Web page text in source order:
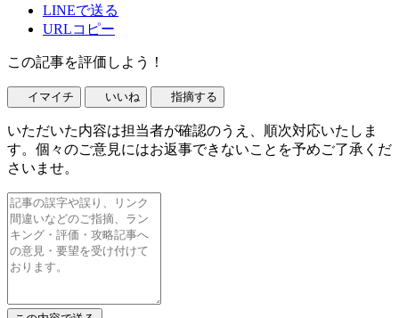
LINEで送る
URLコピー
この記事を評価しよう！
イマイチ いいね 指摘する
いただいた内容は担当者が確認のうえ、順次対応いたしま
す。個々のご意見にはお返事できないことを予めご了承くだ
さいませ。